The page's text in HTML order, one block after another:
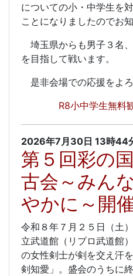
についての小・中学生を
ことになりましたのでお
埼玉県からも男子３名
を目指して戦います。
是非会場での応援をよ
R8小中学生無料
2026年7月30日 13時44
第５回彩の
古会～みん
やかに～開
令和８年７月２５日（土
立武道館（リプロ武道館
の女性剣士が剣を交え汗
剣知愛」。盛会のうちに